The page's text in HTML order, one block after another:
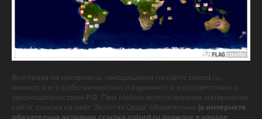
Все права на материалы, находящиеся на сайте zolord.ru,
являются его собственностью и охраняются в соответствии с
законодательством РФ. При любом использовании материалов
сайта, ссылка на сайт "Золотая Орда" обязательна (в интернете
обязательна активная ссылка zolord.ru дважды: в начале